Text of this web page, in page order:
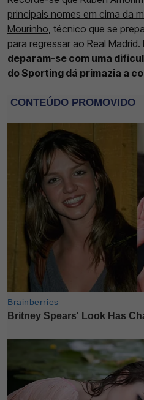
principais nomes em cima da
Mourinho, técnico que se
para regressar ao Real
deparam-se com uma
do Sporting dá primazia a